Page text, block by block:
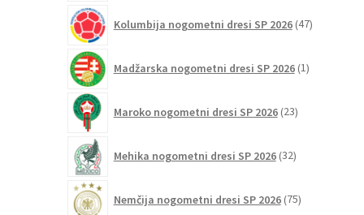
Kolumbija nogometni dresi SP 2026 47izdelkov
Madžarska nogometni dresi SP 2026 1izdelek
Maroko nogometni dresi SP 2026 23izdelkov
Mehika nogometni dresi SP 2026 32izdelkov
Nemčija nogometni dresi SP 2026 75izdelkov